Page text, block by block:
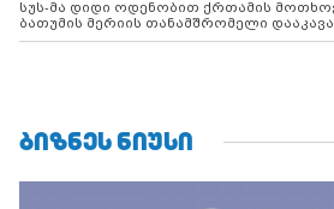
სუს-მა დიდი ოდენობით ქრთამის მოთხოვნისა და აღების ფაქტზე
ბათუმის მერიის თანამშრომელი დააკავა
ᲑᲘᲖᲜᲔᲡ ᲜᲘᲣᲡᲘ